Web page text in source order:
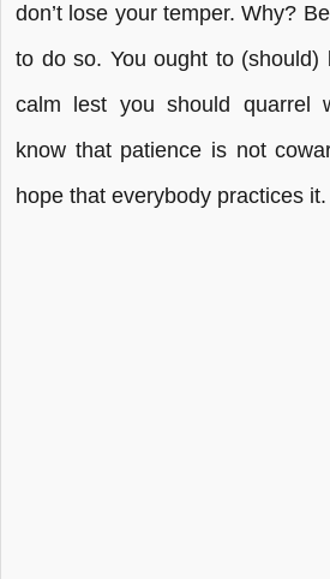
don’t lose your temper. Why?
to do so. You ought to (should)
calm lest you should quarrel
know that patience is not
hope that everybody practices it.